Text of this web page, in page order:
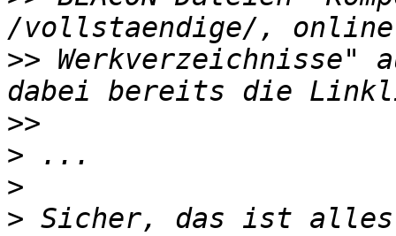
>> Werkverzeichnisse"
>>
>
>
> Sicher, das ist alles